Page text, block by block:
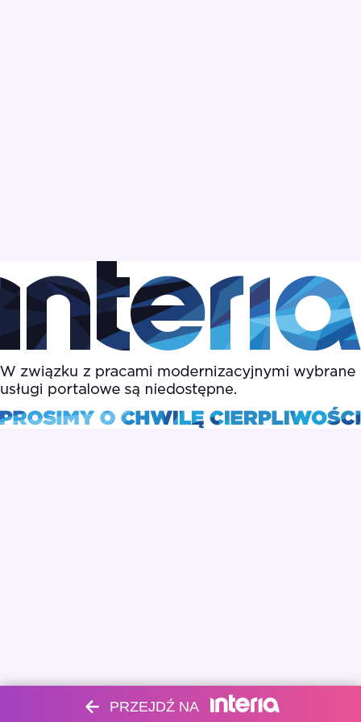
PRZEJDŹ NA